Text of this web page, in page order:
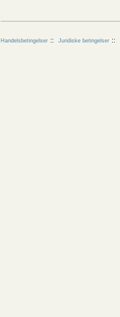
Handelsbetingelser Juridiske betingelser